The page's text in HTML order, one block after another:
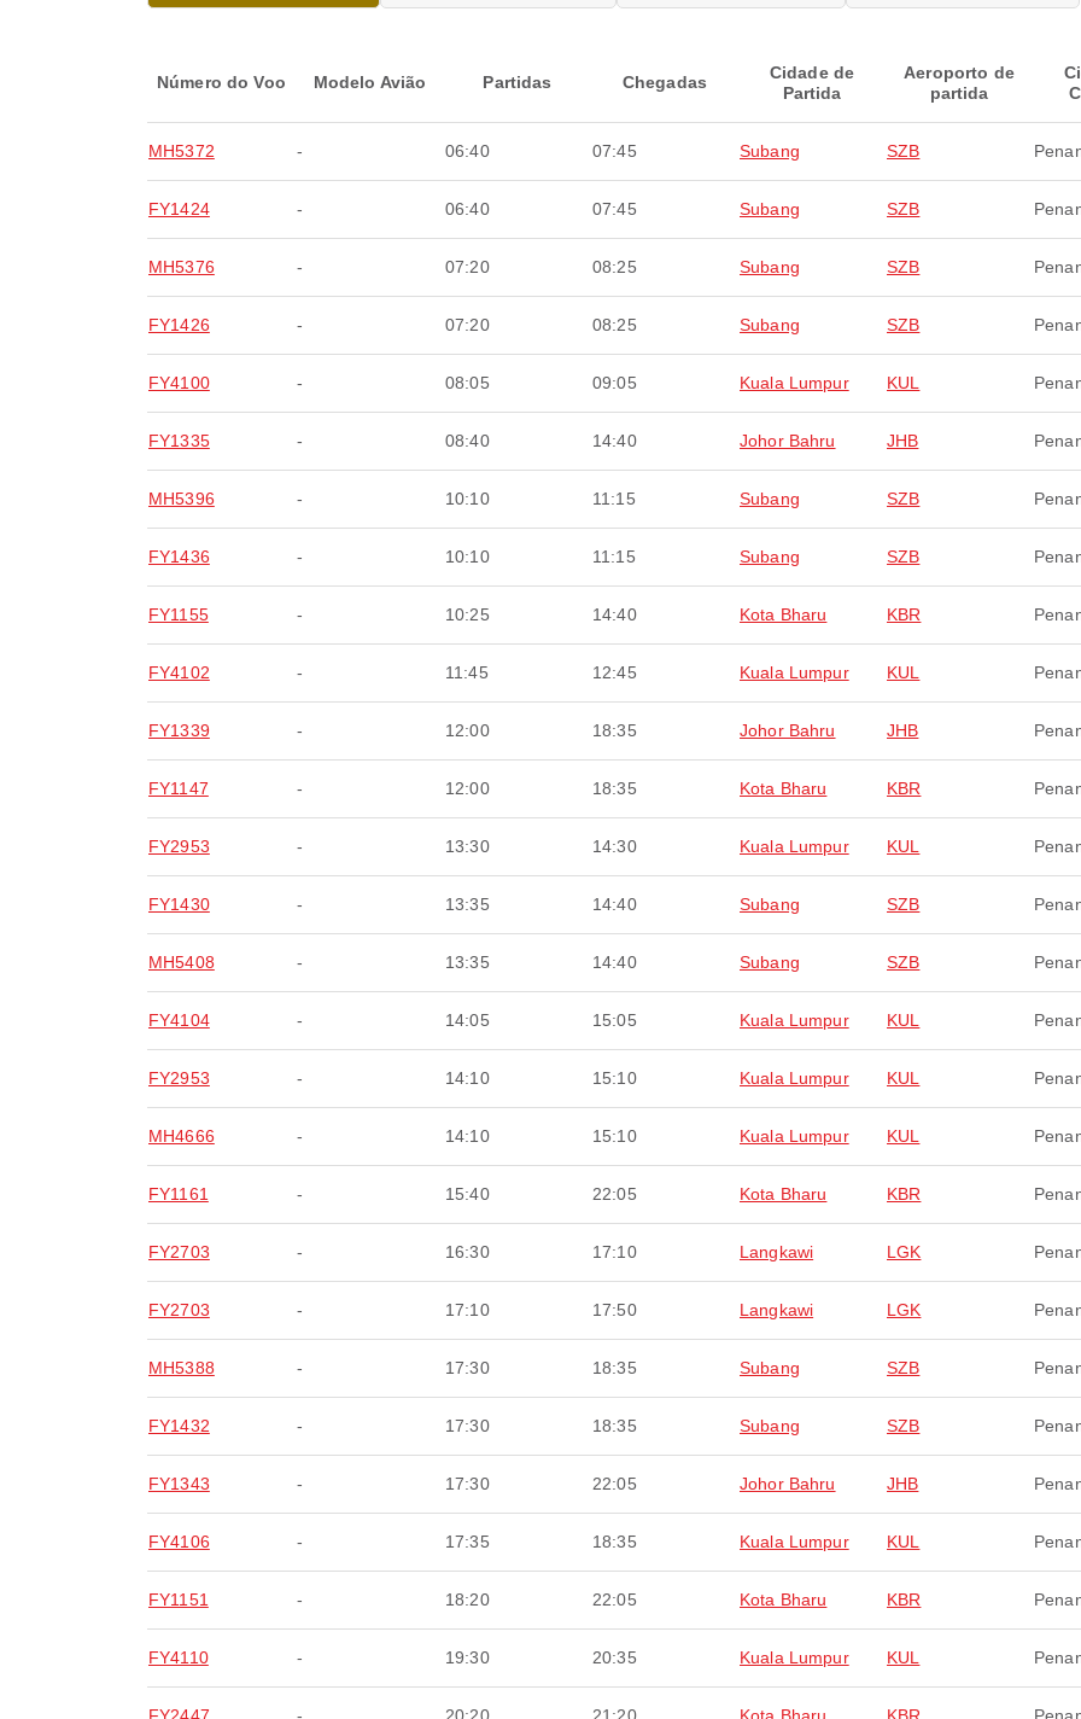
Número do Voo Modelo Avião Partidas Chegadas
Cidade de
Partida
Aeroporto de
partida
MH5372 - 06:40 07:45 Subang SZB
FY1424 - 06:40 07:45 Subang SZB
MH5376 - 07:20 08:25 Subang SZB
FY1426 - 07:20 08:25 Subang SZB
FY4100 - 08:05 09:05 Kuala Lumpur KUL
FY1335 - 08:40 14:40 Johor Bahru JHB
MH5396 - 10:10 11:15 Subang SZB
FY1436 - 10:10 11:15 Subang SZB
FY1155 - 10:25 14:40 Kota Bharu KBR
FY4102 - 11:45 12:45 Kuala Lumpur KUL
FY1339 - 12:00 18:35 Johor Bahru JHB
FY1147 - 12:00 18:35 Kota Bharu KBR
FY2953 - 13:30 14:30 Kuala Lumpur KUL
FY1430 - 13:35 14:40 Subang SZB
MH5408 - 13:35 14:40 Subang SZB
FY4104 - 14:05 15:05 Kuala Lumpur KUL
FY2953 - 14:10 15:10 Kuala Lumpur KUL
MH4666 - 14:10 15:10 Kuala Lumpur KUL
FY1161 - 15:40 22:05 Kota Bharu KBR
FY2703 - 16:30 17:10 Langkawi LGK
FY2703 - 17:10 17:50 Langkawi LGK
MH5388 - 17:30 18:35 Subang SZB
FY1432 - 17:30 18:35 Subang SZB
FY1343 - 17:30 22:05 Johor Bahru JHB
FY4106 - 17:35 18:35 Kuala Lumpur KUL
FY1151 - 18:20 22:05 Kota Bharu KBR
FY4110 - 19:30 20:35 Kuala Lumpur KUL